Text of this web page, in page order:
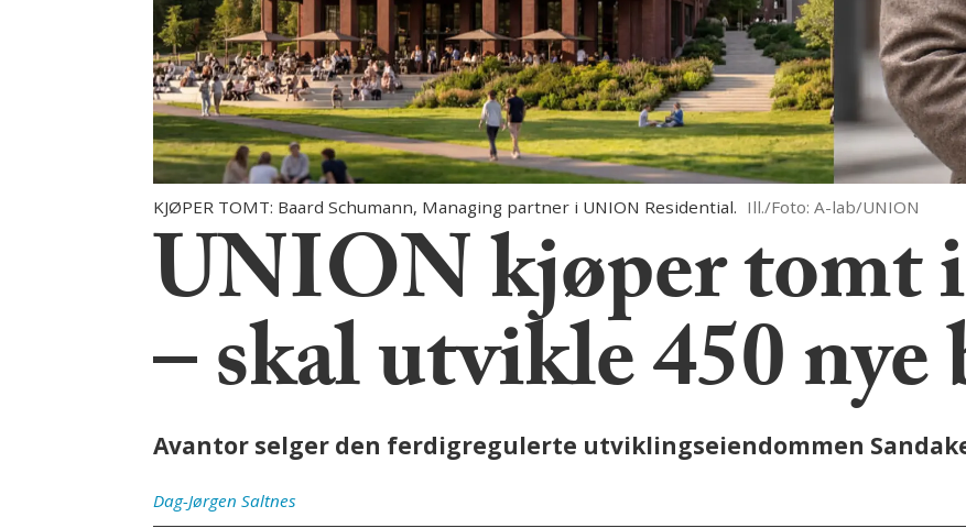
KJØPER TOMT: Baard Schumann, Managing partner i UNION Residential. Ill./Foto: A-lab/UNION
UNION kjøper tomt
– skal utvikle 450
Avantor selger den ferdigregulerte utviklingseiendommen
Dag-Jørgen Saltnes